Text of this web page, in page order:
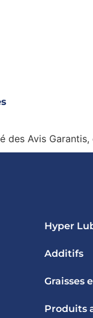
des Avis Garantis,
Hyper
Additifs
Graisses
Produits